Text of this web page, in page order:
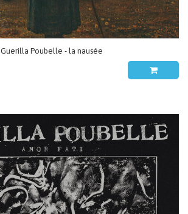
Guerilla Poubelle - la nausée